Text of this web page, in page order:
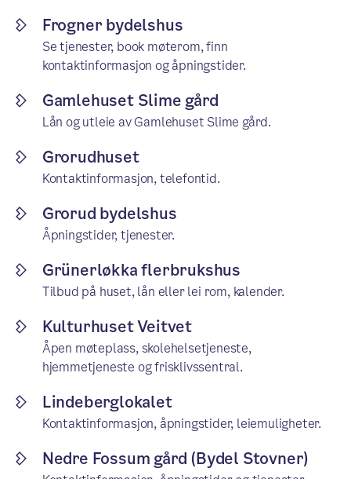
Frogner bydelshus
Se tjenester, book møterom, finn
kontaktinformasjon og åpningstider.
Gamlehuset Slime gård
Lån og utleie av Gamlehuset Slime gård.
Grorudhuset
Kontaktinformasjon, telefontid.
Grorud bydelshus
Åpningstider, tjenester.
Grünerløkka flerbrukshus
Tilbud på huset, lån eller lei rom, kalender.
Kulturhuset Veitvet
Åpen møteplass, skolehelsetjeneste,
hjemmetjeneste og frisklivssentral.
Lindeberglokalet
Kontaktinformasjon, åpningstider, leiemuligheter.
Nedre Fossum gård (Bydel Stovner)